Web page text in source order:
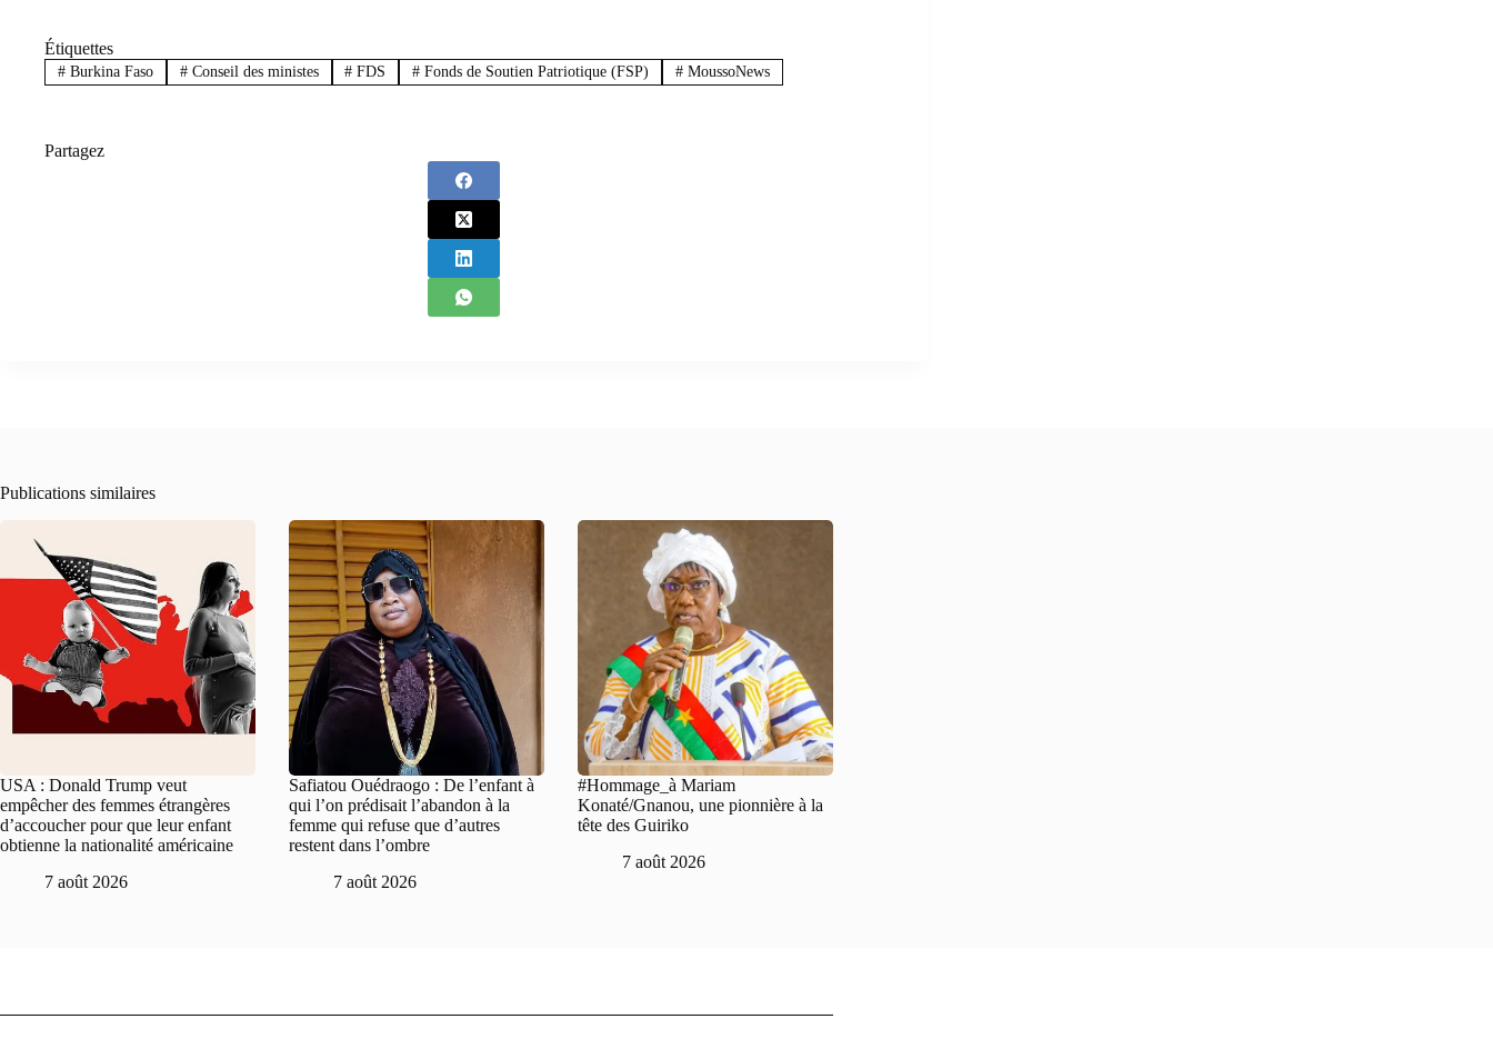
Étiquettes
#Burkina Faso #Conseil des ministes # FDS # Fonds de Soutien Patriotique (FSP) # MoussoNews
Partagez
Publications similaires
USA : Donald Trump veut
empêcher des femmes étrangères
d’accoucher pour que leur enfant
obtienne la nationalité américaine
7 août 2026
Safiatou Ouédraogo : De l’enfant à
qui l’on prédisait l’abandon à la
femme qui refuse que d’autres
restent dans l’ombre
7 août 2026
#Hommage_à Mariam
Konaté/Gnanou, une pionnière à la
tête des Guiriko
7 août 2026